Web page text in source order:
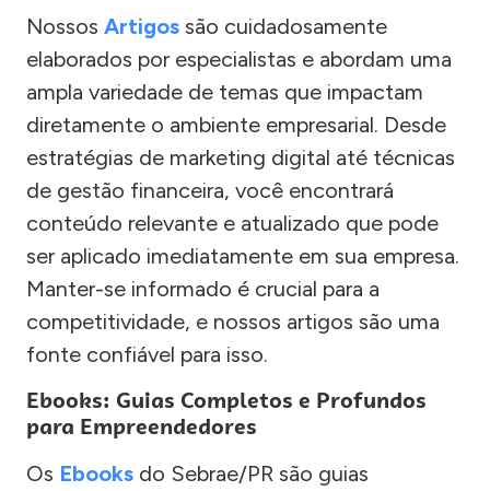
Nossos Artigos são cuidadosamente
elaborados por especialistas e abordam uma
ampla variedade de temas que impactam
diretamente o ambiente empresarial. Desde
estratégias de marketing digital até técnicas
de gestão financeira, você encontrará
conteúdo relevante e atualizado que pode
ser aplicado imediatamente em sua empresa.
Manter-se informado é crucial para a
competitividade, e nossos artigos são uma
fonte confiável para isso.
Ebooks: Guias Completos e Profundos
para Empreendedores
Os Ebooks do Sebrae/PR são guias